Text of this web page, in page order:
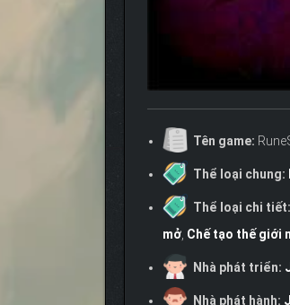
Tên game:
Thể loại chung:
Thể loại chi tiết:
mở, Chế tạo thế giới
Nhà phát triển:
Nhà phát hành: